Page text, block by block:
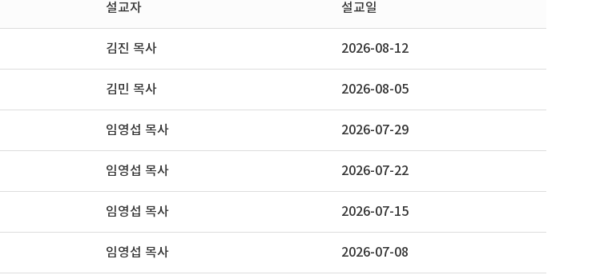
설교자 설교일
김진 목사 2026-08-12
김민 목사 2026-08-05
임영섭 목사 2026-07-29
임영섭 목사 2026-07-22
임영섭 목사 2026-07-15
임영섭 목사 2026-07-08